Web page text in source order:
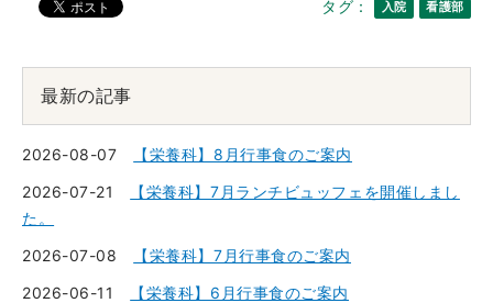
タグ： 入院 看護部
最新の記事
2026-08-07
【栄養科】8月行事食のご案内
2026-07-21
【栄養科】7月ランチビュッフェを開催しまし
た。
2026-07-08
【栄養科】7月行事食のご案内
2026-06-11
【栄養科】6月行事食のご案内